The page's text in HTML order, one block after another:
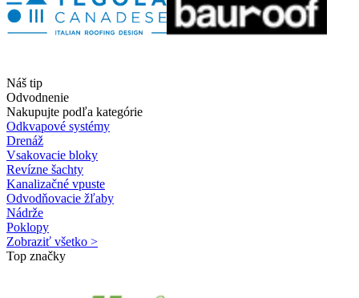
Náš tip
Odvodnenie
Nakupujte podľa kategórie
Odkvapové systémy
Drenáž
Vsakovacie bloky
Revízne šachty
Kanalizačné vpuste
Odvodňovacie žľaby
Nádrže
Poklopy
Zobraziť všetko >
Top značky